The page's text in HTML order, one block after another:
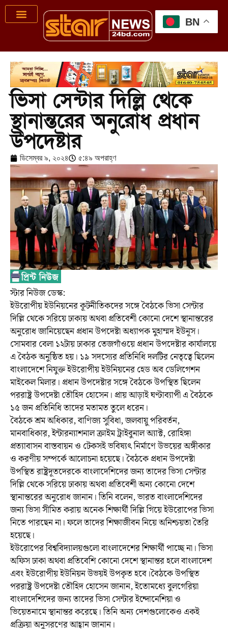
ভিসা সেন্টার দিল্লি থেকে
স্থানান্তরের অনুরোধ প্রধান
উপদেষ্টার
ডিসেম্বর ৯, ২০২৪ ৫:৪৯ অপরাহ্ণ
স্টার নিউজ ডেস্ক:
ইউরোপীয় ইউনিয়নের কূটনীতিকদের সঙ্গে বৈঠকে ভিসা সেন্টার
দিল্লি থেকে সরিয়ে ঢাকায় অথবা প্রতিবেশী কোনো দেশে স্থানান্তরের
অনুরোধ জানিয়েছেন প্রধান উপদেষ্টা অধ্যাপক মুহাম্মদ ইউনূস।
সোমবার বেলা ১২টায় ঢাকার তেজগাঁওয়ে প্রধান উপদেষ্টার কার্যালয়ে
এ বৈঠক অনুষ্ঠিত হয়। ১৯ সদস্যের প্রতিনিধি দলটির নেতৃত্বে ছিলেন
বাংলাদেশে নিযুক্ত ইউরোপীয় ইউনিয়নের হেড অব ডেলিগেশন
মাইকেল মিলার। প্রধান উপদেষ্টার সঙ্গে বৈঠকে উপস্থিত ছিলেন
পররাষ্ট্র উপদেষ্টা তৌহিদ হোসেন। প্রায় আড়াই ঘণ্টাব্যাপী এ বৈঠকে
১৫ জন প্রতিনিধি তাদের মতামত তুলে ধরেন।
বৈঠকে শ্রম অধিকার, বাণিজ্য সুবিধা, জলবায়ু পরিবর্তন,
মানবাধিকার, ইন্টারন্যাশনাল ক্রাইম ট্রাইবুনাল অ্যাক্ট, রোহিঙ্গা
প্রত্যাবাসন বাস্তবায়ন ও টেকসই ভবিষ্যৎ নির্মাণে উভয়ের অঙ্গীকার
ও করণীয় সম্পর্কে আলোচনা হয়েছে। বৈঠকে প্রধান উপদেষ্টা
উপস্থিত রাষ্ট্রদূতদেরকে বাংলাদেশিদের জন্য তাদের ভিসা সেন্টার
দিল্লি থেকে সরিয়ে ঢাকায় অথবা প্রতিবেশী অন্য কোনো দেশে
স্থানান্তরের অনুরোধ জানান। তিনি বলেন, ভারত বাংলাদেশিদের
জন্য ভিসা সীমিত করায় অনেক শিক্ষার্থী দিল্লি গিয়ে ইউরোপের ভিসা
নিতে পারছেন না। ফলে তাদের শিক্ষাজীবন নিয়ে অনিশ্চয়তা তৈরি
হয়েছে।
ইউরোপের বিশ্ববিদ্যালয়গুলো বাংলাদেশের শিক্ষার্থী পাচ্ছে না। ভিসা
অফিস ঢাকা অথবা প্রতিবেশি কোনো দেশে স্থানান্তর হলে বাংলাদেশ
এবং ইউরোপীয় ইউনিয়ন উভয়ই উপকৃত হবে।বৈঠকে উপস্থিত
পররাষ্ট্র উপদেষ্টা তৌহিদ হোসেন জানান, ইতোমধ্যে বুলগেরিয়া
বাংলাদেশিদের জন্য তাদের ভিসা সেন্টার ইন্দোনেশিয়া ও
ভিয়েতনামে স্থানান্তর করেছে। তিনি অন্য দেশগুলোকেও একই
প্রক্রিয়া অনুসরণের আহ্বান জানান।
BN